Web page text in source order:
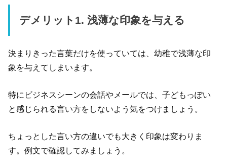
デメリット1. 浅薄な印象を与える
決まりきった言葉だけを使っていては、幼稚で浅薄な印
象を与えてしまいます。
特にビジネスシーンの会話やメールでは、子どもっぽい
と感じられる言い方をしないよう気をつけましょう。
ちょっとした言い方の違いでも大きく印象は変わりま
す。例文で確認してみましょう。